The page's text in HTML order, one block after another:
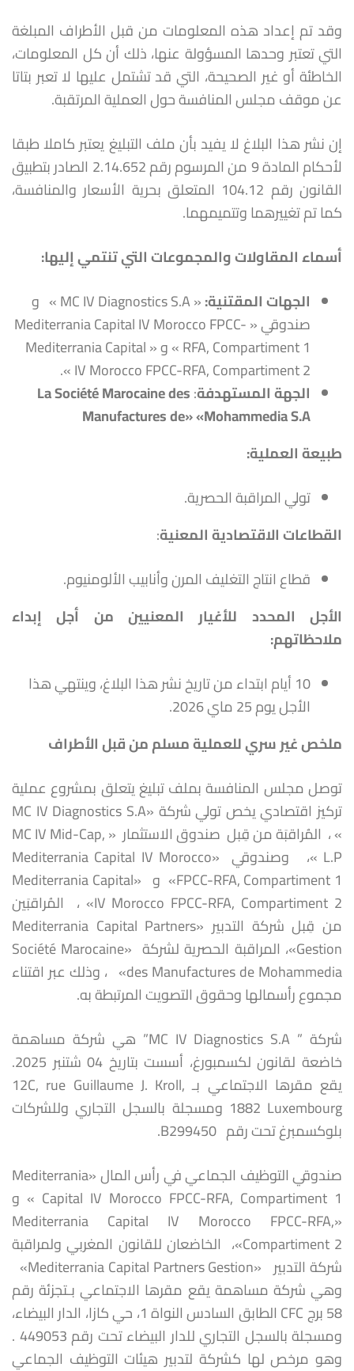
وقد تم إعداد هذه المعلومات من قبل الأطراف المبلغة
التي تعتبر وحدها المسؤولة عنها، ذلك أن كل المعلومات،
الخاطئة أو غير الصحيحة، التي قد تشتمل عليها لا تعبر بتاتا
عن موقف مجلس المنافسة حول العملية المرتقبة.
إن نشر هذا البلاغ لا يفيد بأن ملف التبليغ يعتبر كاملا طبقا
لأحكام المادة 9 من المرسوم رقم 2.14.652 الصادر بتطبيق
القانون رقم 104.12 المتعلق بحرية الأسعار والمنافسة،
كما تم تغييرهما وتتميمهما.
أسماء المقاولات والمجموعات التي تنتمي إليها:
الجهات المقتنية:
« MC IV Diagnostics S.A » و
صندوقي « Mediterrania Capital IV Morocco FPCC-
RFA, Compartiment 1 » و « Mediterrania Capital
IV Morocco FPCC-RFA, Compartiment 2 ».
الجهة المستهدفة:
La Société Marocaine des
Manufactures de»«Mohammedia S.A
طبيعة العملية:
تولي المراقبة الحصرية.
القطاعات الاقتصادية المعنية:
قطاع انتاج التغليف المرن وأنابيب الألومنيوم.
الأجل المحدد للأغيار المعنيين من أجل إبداء
ملاحظاتهم:
10 أيام ابتداء من تاريخ نشر هذا البلاغ، وينتهي هذا
الأجل يوم 25 ماي 2026.
ملخص غير سري للعمليةمسلم من قبل الأطراف
توصل مجلس المنافسة بملف تبليغ يتعلق بمشروع عملية
تركيز اقتصادي يخص تولي شركة «MC IV Diagnostics S.A
» ، المُراقبَة من قِبل صندوق الاستثمار « MC IV Mid-Cap,
L.P »، وصندوقي «Mediterrania Capital IV Morocco
FPCC-RFA, Compartiment 1» و «Mediterrania Capital
IV Morocco FPCC-RFA, Compartiment 2» ، المُراقبَين
من قِبل شركة التدبير «Mediterrania Capital Partners
Gestion»، المراقبة الحصرية لشركة «Société Marocaine
des Manufactures de Mohammedia» ، وذلك عبر اقتناء
مجموع رأسمالها وحقوق التصويت المرتبطة به.
شركة ” MC IV Diagnostics S.A” هي شركة مساهمة
خاضعة لقانون لكسمبورغ، أسست بتاريخ 04 شتنبر 2025.
يقع مقرها الاجتماعي بـ 12C, rue Guillaume J. Kroll,
1882 Luxembourg ومسجلة بالسجل التجاري وللشركات
بلوكسمبرغ تحت رقم B299450.
صندوقي التوظيف الجماعي في رأس المال «Mediterrania
Capital IV Morocco FPCC-RFA, Compartiment 1 » و
«Mediterrania Capital IV Morocco FPCC-RFA,
Compartiment 2»، الخاضعان للقانون المغربي ولمراقبة
شركة التدبير «Mediterrania Capital Partners Gestion»
وهي شركة مساهمة يقع مقرها الاجتماعي بـتجزئة رقم
58 برج CFC الطابق السادس النواة 1، حي كازا، الدار البيضاء،
ومسجلة بالسجل التجاري للدار البيضاء تحت رقم 449053 .
وهو مرخص لها كشركة لتدبير هيئات التوظيف الجماعي